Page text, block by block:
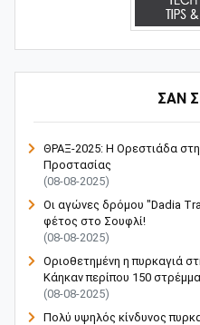
ΣΑΝ
ΘΡΑΞ-2025: Η Ορεστιάδα
Προστασίας
(08-08-2025)
Οι αγώνες δρόμου "Dadia
φέτος στο Σουφλί!
(08-08-2025)
Οριοθετημένη η πυρκαγιά
Κάηκαν περίπου 150
(08-08-2025)
Πολύ υψηλός κίνδυνος